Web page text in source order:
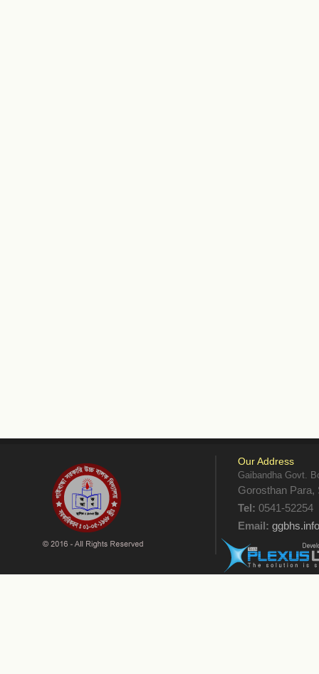
Our Address
Gaibandha Govt.
Gorosthan Para,
Tel: 0541-52254
Email: